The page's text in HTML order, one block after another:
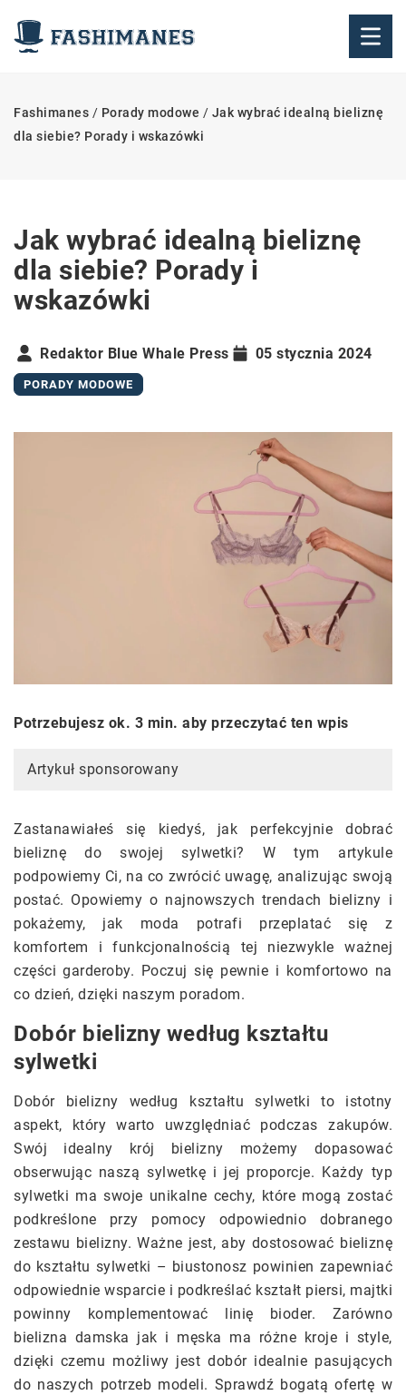
Fashimanes / Porady modowe / Jak wybrać idealną bieliznę
dla siebie? Porady i wskazówki
Jak wybrać idealną bieliznę
dla siebie? Porady i
wskazówki
Redaktor Blue Whale Press 05 stycznia 2024
PORADY MODOWE
Potrzebujesz ok. 3 min. aby przeczytać ten wpis
Artykuł sponsorowany
Zastanawiałeś się kiedyś, jak perfekcyjnie dobrać
bieliznę do swojej sylwetki? W tym artykule
podpowiemy Ci, na co zwrócić uwagę, analizując swoją
postać. Opowiemy o najnowszych trendach bielizny i
pokażemy, jak moda potrafi przeplatać się z
komfortem i funkcjonalnością tej niezwykle ważnej
części garderoby. Poczuj się pewnie i komfortowo na
co dzień, dzięki naszym poradom.
Dobór bielizny według kształtu
sylwetki
Dobór bielizny według kształtu sylwetki to istotny
aspekt, który warto uwzględniać podczas zakupów.
Swój idealny krój bielizny możemy dopasować
obserwując naszą sylwetkę i jej proporcje. Każdy typ
sylwetki ma swoje unikalne cechy, które mogą zostać
podkreślone przy pomocy odpowiednio dobranego
zestawu bielizny. Ważne jest, aby dostosować bieliznę
do kształtu sylwetki – biustonosz powinien zapewniać
odpowiednie wsparcie i podkreślać kształt piersi, majtki
powinny komplementować linię bioder. Zarówno
bielizna damska jak i męska ma różne kroje i style,
dzięki czemu możliwy jest dobór idealnie pasujących
do naszych potrzeb modeli. Sprawdź bogatą ofertę w